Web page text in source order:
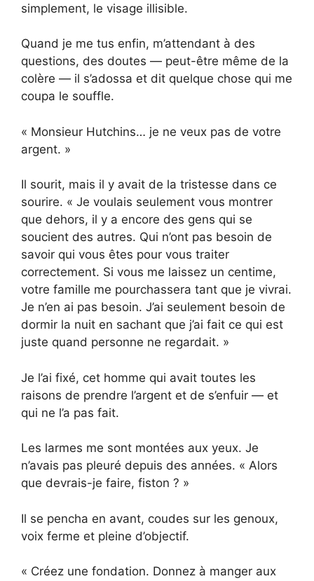
simplement, le visage illisible.
Quand je me tus enfin, m’attendant à des
questions, des doutes — peut-être même de la
colère — il s’adossa et dit quelque chose qui me
coupa le souffle.
« Monsieur Hutchins… je ne veux pas de votre
argent. »
Il sourit, mais il y avait de la tristesse dans ce
sourire. « Je voulais seulement vous montrer
que dehors, il y a encore des gens qui se
soucient des autres. Qui n’ont pas besoin de
savoir qui vous êtes pour vous traiter
correctement. Si vous me laissez un centime,
votre famille me pourchassera tant que je vivrai.
Je n’en ai pas besoin. J’ai seulement besoin de
dormir la nuit en sachant que j’ai fait ce qui est
juste quand personne ne regardait. »
Je l’ai fixé, cet homme qui avait toutes les
raisons de prendre l’argent et de s’enfuir — et
qui ne l’a pas fait.
Les larmes me sont montées aux yeux. Je
n’avais pas pleuré depuis des années. « Alors
que devrais-je faire, fiston ? »
Il se pencha en avant, coudes sur les genoux,
voix ferme et pleine d’objectif.
« Créez une fondation. Donnez à manger aux